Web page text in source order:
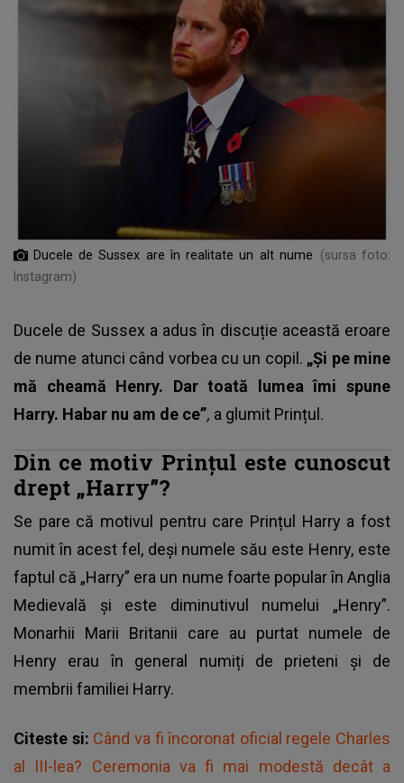
Ducele de Sussex are în realitate un alt nume
(sursa foto:
Instagram)
Ducele de Sussex a adus în discuție această eroare
de nume atunci când vorbea cu un copil. „Și pe mine
mă cheamă Henry. Dar toată lumea îmi spune
Harry. Habar nu am de ce”, a glumit Prințul.
Din ce motiv Prințul este cunoscut
drept „Harry”?
Se pare că motivul pentru care Prințul Harry a fost
numit în acest fel, deși numele său este Henry, este
faptul că „Harry” era un nume foarte popular în Anglia
Medievală și este diminutivul numelui „Henry”.
Monarhii Marii Britanii care au purtat numele de
Henry erau în general numiți de prieteni și de
membrii familiei Harry.
Citeste si: Când va fi încoronat oficial regele Charles
al III-lea? Ceremonia va fi mai modestă decât a